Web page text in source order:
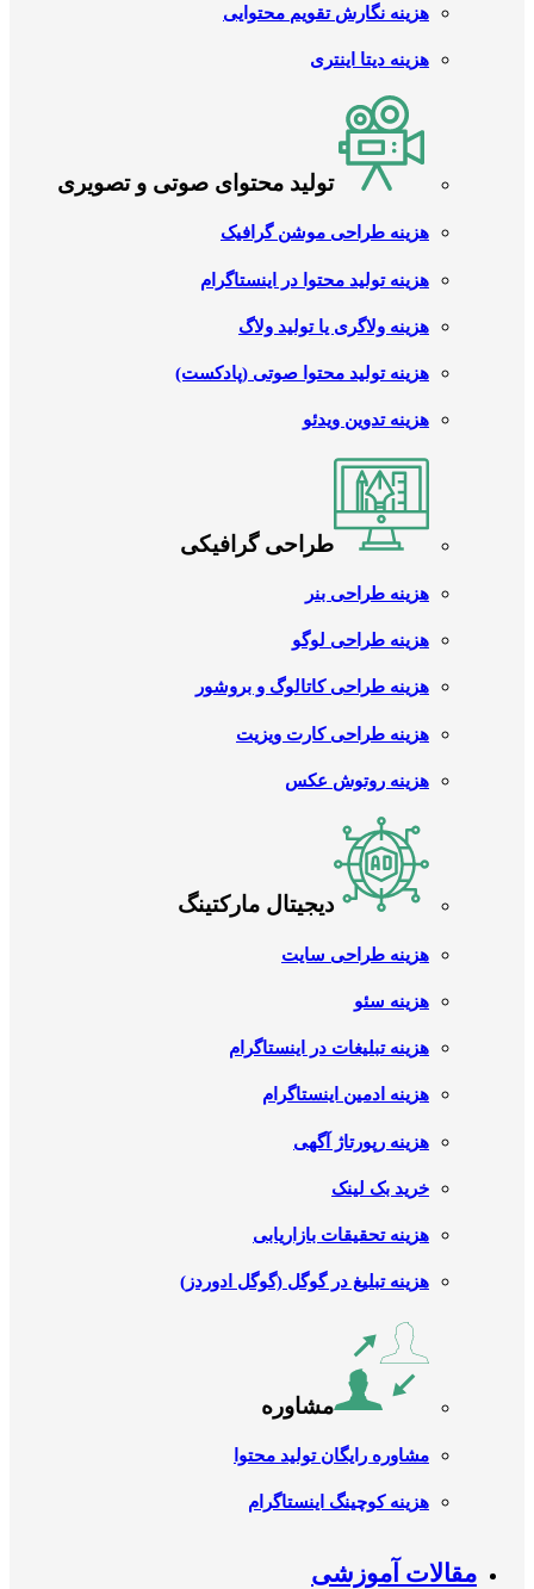
هزینه نگارش تقویم محتوایی
هزینه دیتا اینتری
تولید محتوای صوتی و تصویری
هزینه طراحی موشن گرافیک
هزینه تولید محتوا در اینستاگرام
هزینه ولاگری یا تولید ولاگ
هزینه تولید محتوا صوتی (پادکست)
هزینه تدوین ویدئو
طراحی گرافیکی
هزینه طراحی بنر
هزینه طراحی لوگو
هزینه طراحی کاتالوگ و بروشور
هزینه طراحی کارت ویزیت
هزینه روتوش عکس
دیجیتال مارکتینگ
هزینه طراحی سایت
هزینه سئو
هزینه تبلیغات در اینستاگرام
هزینه ادمین اینستاگرام
هزینه رپورتاژ آگهی
خرید بک لینک
هزینه تحقیقات بازاریابی
هزینه تبلیغ در گوگل (گوگل ادوردز)
مشاوره
مشاوره رایگان تولید محتوا
هزینه کوچینگ اینستاگرام
مقالات آموزشی